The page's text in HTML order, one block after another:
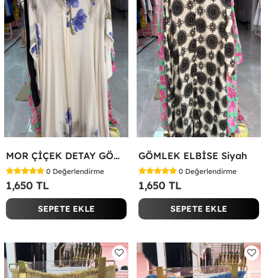
MOR ÇİÇEK DETAY GÖMLEK ELBİSE Beyaz
0 Değerlendirme
1,650 TL
SEPETE EKLE
GÖMLEK ELBİSE Siyah
0 Değerlendirme
1,650 TL
SEPETE EKLE